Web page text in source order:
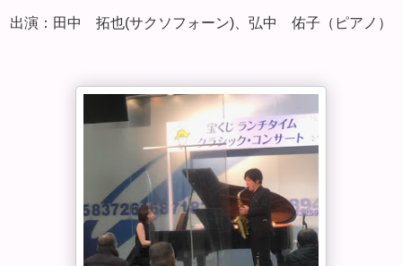
出演：田中 拓也(サクソフォーン)、弘中 佑子（ピアノ）